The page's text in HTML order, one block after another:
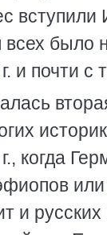
всех было
г. и почти
когда
и